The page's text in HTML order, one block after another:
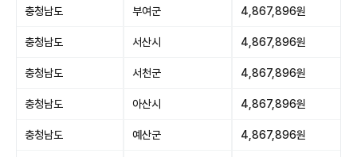
충청남도 부여군 4,867,896원
충청남도 서산시 4,867,896원
충청남도 서천군 4,867,896원
충청남도 아산시 4,867,896원
충청남도 예산군 4,867,896원